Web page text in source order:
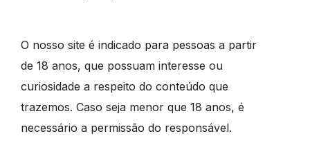
O nosso site é indicado para pessoas a partir
de 18 anos, que possuam interesse ou
curiosidade a respeito do conteúdo que
trazemos. Caso seja menor que 18 anos, é
necessário a permissão do responsável.